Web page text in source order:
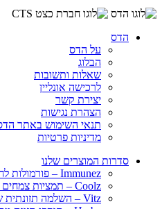
הדס
על הדס
הבלוג
שאלות ותשובות
לרכישה אונליין
יצירת קשר
הצהרת נגישות
תנאי השימוש באתר
מדיניות פרטיות
סדרות המוצרים שלנו
Immunez – פורמולות לחיזוק ההגנה הטבעית
Coolz – תמציות צמחים להרגעת הגוף והנפש
Vitz – השלמה תזונתית של ויטמינים ומינרלים